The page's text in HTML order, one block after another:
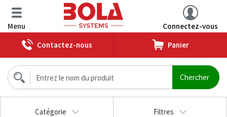
Menu
Connectez-vous
Contactez-nous
Panier
Catégorie Filtres